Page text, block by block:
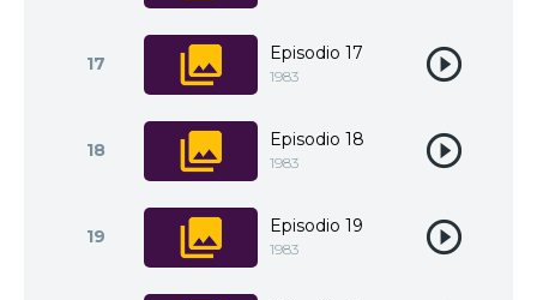
17 Episodio 17
1983
18 Episodio 18
1983
19 Episodio 19
1983